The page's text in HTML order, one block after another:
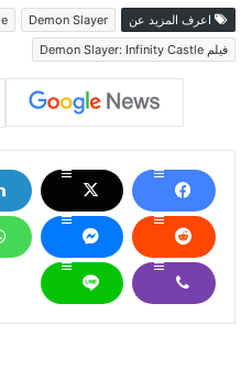
اعرف المزيد عن Demon Slayer
فيلم Demon Slayer: Infinity Castle